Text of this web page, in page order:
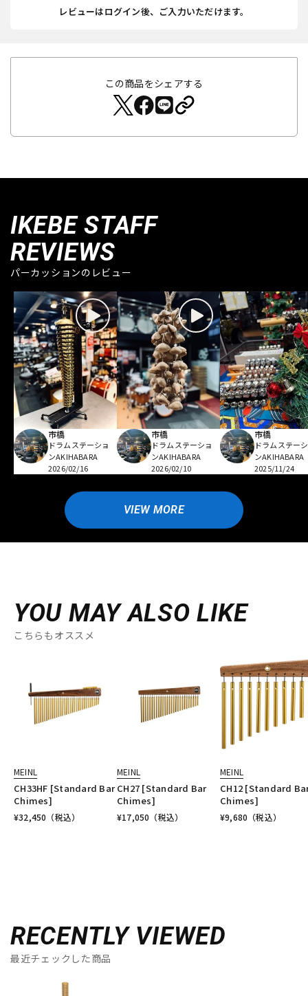
レビューはログイン後、ご入力いただけます。
この商品をシェアする
IKEBE STAFF
REVIEWS
パーカッションのレビュー
市橋
ドラムステーショ
ンAKIHABARA
2026/02/16
市橋
ドラムステーショ
ンAKIHABARA
2026/02/10
市橋
ドラムステー
ンAKIHABARA
2025/11/24
VIEW MORE
YOU MAY ALSO LIKE
こちらもオススメ
MEINL
CH33HF [Standard Bar
Chimes]
¥32,450 （税込）
MEINL
CH27 [Standard Bar
Chimes]
¥17,050 （税込）
MEINL
CH12 [Standard
Chimes]
¥9,680 （税込）
RECENTLY VIEWED
最近チェックした商品